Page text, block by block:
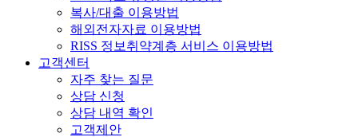
복사/대출 이용방법
해외전자자료 이용방법
RISS 정보취약계층 서비스 이용방법
고객센터
자주 찾는 질문
상담 신청
상담 내역 확인
고객제안